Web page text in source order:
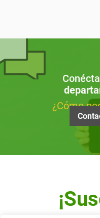
¿Cómo